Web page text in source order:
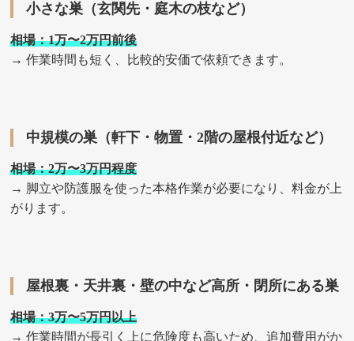
小さな巣（玄関先・庭木の枝など）
相場：1万〜2万円前後
→ 作業時間も短く、比較的安価で依頼できます。
中規模の巣（軒下・物置・2階の屋根付近など）
相場：2万〜3万円程度
→ 脚立や防護服を使った本格作業が必要になり、料金が上
がります。
屋根裏・天井裏・壁の中など高所・閉所にある巣
相場：3万〜5万円以上
→ 作業時間が長引く上に危険度も高いため、追加費用がか